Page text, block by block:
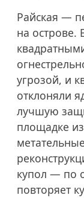
Райская —
на острове.
угрозой, и
отклоняли
лучшую
площадке
купол — по
повторяет